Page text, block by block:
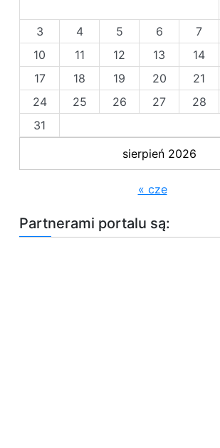
sierpień 2026
3
4 5 6 7
10
11 12 13 14
17
18 19 20 21
24
25 26 27 28
31
« cze
Partnerami portalu są: